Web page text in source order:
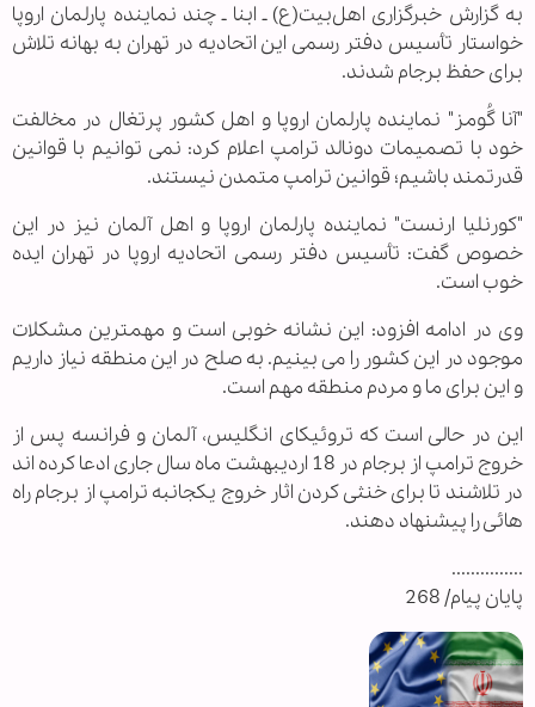
به گزارش خبرگزاری اهل‌بیت(ع) ـ ابنا ـ چند نماینده پارلمان اروپا
خواستار تأسیس دفتر رسمی این اتحادیه در تهران به بهانه تلاش
برای حفظ برجام شدند.
"آنا گُومز" نماینده پارلمان اروپا و اهل کشور پرتغال در مخالفت
خود با تصمیمات دونالد ترامپ اعلام کرد: نمی توانیم با قوانین
قدرتمند باشیم؛ قوانین ترامپ متمدن نیستند.
"کورنلیا ارنست" نماینده پارلمان اروپا و اهل آلمان نیز در این
خصوص گفت: تأسیس دفتر رسمی اتحادیه اروپا در تهران ایده
خوب است.
وی در ادامه افزود: این نشانه خوبی است و مهمترین مشکلات
موجود در این کشور را می‌ بینیم. به صلح در این منطقه نیاز داریم
و این برای ما و مردم منطقه مهم است.
این در حالی است که تروئیکای انگلیس، آلمان و فرانسه پس از
خروج ترامپ از برجام در 18 اردیبهشت ماه سال جاری ادعا کرده اند
در تلاشند تا برای خنثی کردن اثار خروج یکجانبه ترامپ از برجام راه
هائی را پیشنهاد دهند.
...............
پایان پیام/ 268